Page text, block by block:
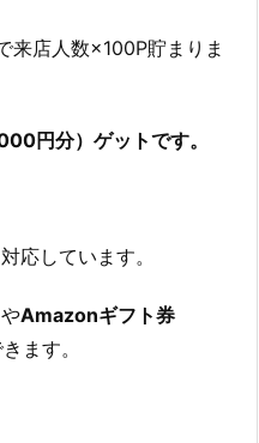
来店人数×100P貯まりま
円分）ゲットです。
応しています。
やAmazonギフト券
ます。